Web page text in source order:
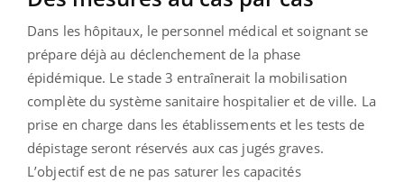
Dans les hôpitaux, le personnel médical et soignant se
prépare déjà au déclenchement de la phase
épidémique. Le stade 3 entraînerait la mobilisation
complète du système sanitaire hospitalier et de ville. La
prise en charge dans les établissements et les tests de
dépistage seront réservés aux cas jugés graves.
L’objectif est de ne pas saturer les capacités